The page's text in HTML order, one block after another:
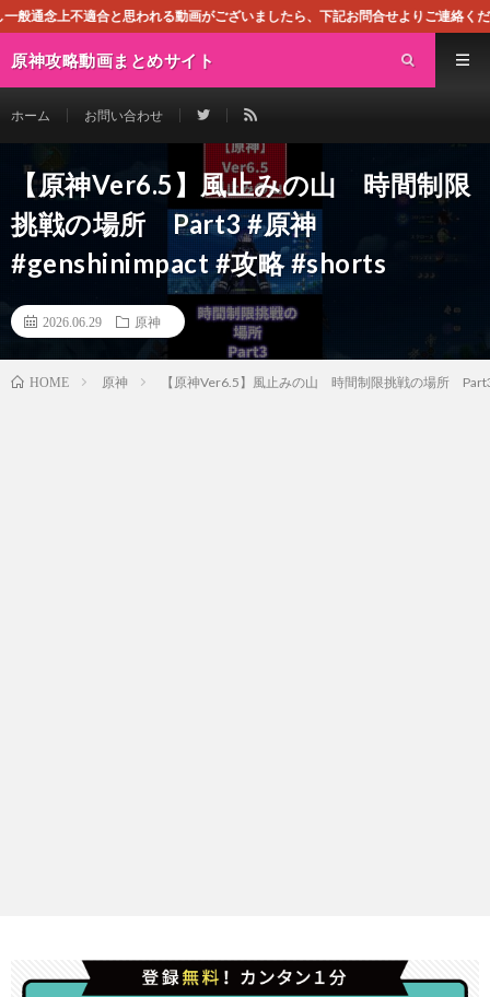
思われる動画がございましたら、下記お問合せよりご連絡ください。即刻
原神攻略動画まとめサイト
ホーム お問い合わせ
【原神Ver6.5】風止みの山 時間制限
挑戦の場所 Part3 #原神
#genshinimpact #攻略 #shorts
2026.06.29 原神
HOME 原神 【原神Ver6.5】風止みの山 時間制限挑戦の場所